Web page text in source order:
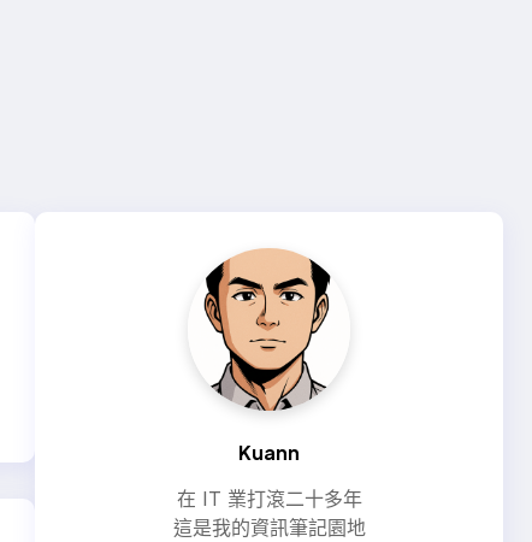
Kuann
在 IT 業打滾二十多年
這是我的資訊筆記園地